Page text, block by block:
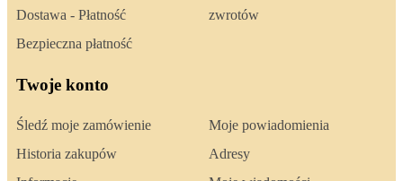
Dostawa - Płatność
Bezpieczna płatność
zwrotów
Twoje konto
Śledź moje zamówienie
Historia zakupów
Moje powiadomienia
Adresy